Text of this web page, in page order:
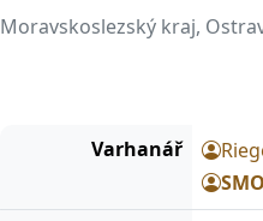
Moravskoslezský kraj,
Varhanář